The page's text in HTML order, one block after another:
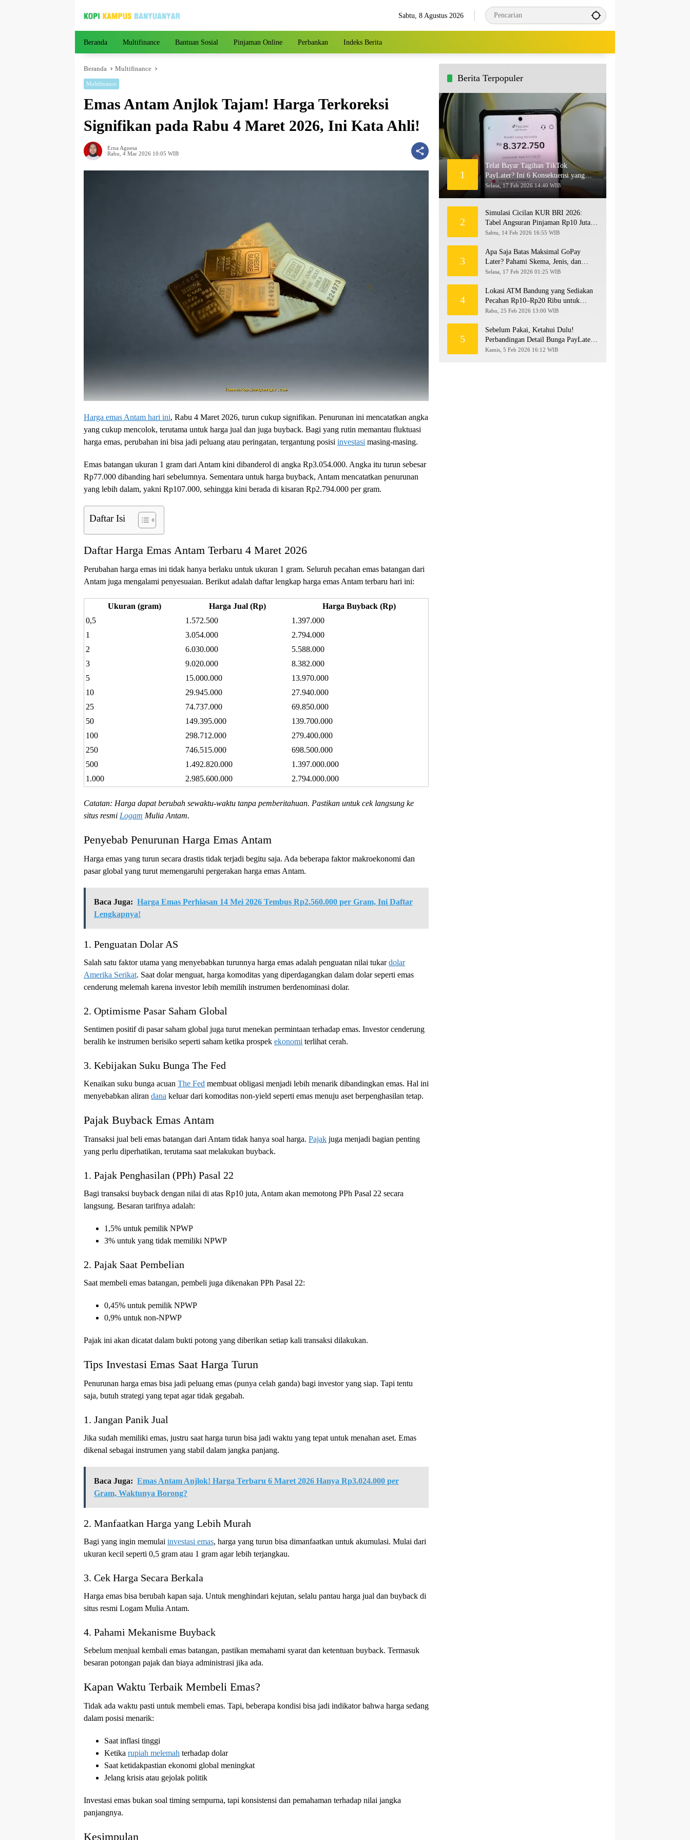
Sabtu, 8 Agustus 2026
Beranda Multifinance Bantuan Sosial Pinjaman Online Perbankan Indeks Berita
Beranda Multifinance
Multifinance
Emas Antam Anjlok Tajam! Harga Terkoreksi
Signifikan pada Rabu 4 Maret 2026, Ini Kata Ahli!
Erna Agnesa
Rabu, 4 Mar 2026 10:05 WIB
Harga emas Antam hari ini, Rabu 4 Maret 2026, turun cukup signifikan. Penurunan ini mencatatkan angka
yang cukup mencolok, terutama untuk harga jual dan juga buyback. Bagi yang rutin memantau fluktuasi
harga emas, perubahan ini bisa jadi peluang atau peringatan, tergantung posisi investasi masing-masing.
Emas batangan ukuran 1 gram dari Antam kini dibanderol di angka Rp3.054.000. Angka itu turun sebesar
Rp77.000 dibanding hari sebelumnya. Sementara untuk harga buyback, Antam mencatatkan penurunan
yang lebih dalam, yakni Rp107.000, sehingga kini berada di kisaran Rp2.794.000 per gram.
Daftar Isi
Daftar Harga Emas Antam Terbaru 4 Maret 2026
Perubahan harga emas ini tidak hanya berlaku untuk ukuran 1 gram. Seluruh pecahan emas batangan dari
Antam juga mengalami penyesuaian. Berikut adalah daftar lengkap harga emas Antam terbaru hari ini:
Ukuran (gram) Harga Jual (Rp)
Harga Buyback (Rp)
0,5
1.572.500
1.397.000
1
3.054.000
2.794.000
2
6.030.000
5.588.000
3
9.020.000
8.382.000
5
15.000.000
13.970.000
10
29.945.000
27.940.000
25
74.737.000
69.850.000
50
149.395.000
139.700.000
100
298.712.000
279.400.000
250
746.515.000
698.500.000
500
1.492.820.000
1.397.000.000
1.000
2.985.600.000 2.794.000.000
Catatan: Harga dapat berubah sewaktu-waktu tanpa pemberitahuan. Pastikan untuk cek langsung ke
situs resmi Logam Mulia Antam.
Penyebab Penurunan Harga Emas Antam
Harga emas yang turun secara drastis tidak terjadi begitu saja. Ada beberapa faktor makroekonomi dan
pasar global yang turut memengaruhi pergerakan harga emas Antam.
Baca Juga: Harga Emas Perhiasan 14 Mei 2026 Tembus Rp2.560.000 per Gram, Ini Daftar
Lengkapnya!
1. Penguatan Dolar AS
Salah satu faktor utama yang menyebabkan turunnya harga emas adalah penguatan nilai tukardolar
Amerika Serikat. Saat dolar menguat, harga komoditas yang diperdagangkan dalam dolar seperti emas
cenderung melemah karena investor lebih memilih instrumen berdenominasi dolar.
2. Optimisme Pasar Saham Global
Sentimen positif di pasar saham global juga turut menekan permintaan terhadap emas. Investor cenderung
beralih ke instrumen berisiko seperti saham ketika prospek ekonomi terlihat cerah.
3. Kebijakan Suku Bunga The Fed
Kenaikan suku bunga acuan The Fed membuat obligasi menjadi lebih menarik dibandingkan emas. Hal ini
menyebabkan aliran dana keluar dari komoditas non-yield seperti emas menuju aset berpenghasilan tetap.
Pajak Buyback Emas Antam
Transaksi jual beli emas batangan dari Antam tidak hanya soal harga. Pajak juga menjadi bagian penting
yang perlu diperhatikan, terutama saat melakukan buyback.
1. Pajak Penghasilan (PPh) Pasal 22
Bagi transaksi buyback dengan nilai di atas Rp10 juta, Antam akan memotong PPh Pasal 22 secara
langsung. Besaran tarifnya adalah:
1,5% untuk pemilik NPWP
3% untuk yang tidak memiliki NPWP
2. Pajak Saat Pembelian
Saat membeli emas batangan, pembeli juga dikenakan PPh Pasal 22:
0,45% untuk pemilik NPWP
0,9% untuk non-NPWP
Pajak ini akan dicatat dalam bukti potong yang diberikan setiap kali transaksi dilakukan.
Tips Investasi Emas Saat Harga Turun
Penurunan harga emas bisa jadi peluang emas (punya celah ganda) bagi investor yang siap. Tapi tentu
saja, butuh strategi yang tepat agar tidak gegabah.
1. Jangan Panik Jual
Jika sudah memiliki emas, justru saat harga turun bisa jadi waktu yang tepat untuk menahan aset. Emas
dikenal sebagai instrumen yang stabil dalam jangka panjang.
Baca Juga: Emas Antam Anjlok! Harga Terbaru 6 Maret 2026 Hanya Rp3.024.000 per
Gram, Waktunya Borong?
2. Manfaatkan Harga yang Lebih Murah
Bagi yang ingin memulai investasi emas, harga yang turun bisa dimanfaatkan untuk akumulasi. Mulai dari
ukuran kecil seperti 0,5 gram atau 1 gram agar lebih terjangkau.
3. Cek Harga Secara Berkala
Harga emas bisa berubah kapan saja. Untuk menghindari kejutan, selalu pantau harga jual dan buyback di
situs resmi Logam Mulia Antam.
4. Pahami Mekanisme Buyback
Sebelum menjual kembali emas batangan, pastikan memahami syarat dan ketentuan buyback. Termasuk
besaran potongan pajak dan biaya administrasi jika ada.
Kapan Waktu Terbaik Membeli Emas?
Tidak ada waktu pasti untuk membeli emas. Tapi, beberapa kondisi bisa jadi indikator bahwa harga sedang
dalam posisi menarik:
Saat inflasi tinggi
Ketika rupiah melemah terhadap dolar
Saat ketidakpastian ekonomi global meningkat
Jelang krisis atau gejolak politik
Investasi emas bukan soal timing sempurna, tapi konsistensi dan pemahaman terhadap nilai jangka
panjangnya.
Kesimpulan
Berita Terpopuler
1
Telat Bayar Tagihan TikTok
PayLater? Ini 6 Konsekuensi yang
Akan Terjadi
Selasa, 17 Feb 2026 14:40 WIB
2
Simulasi Cicilan KUR BRI 2026:
Tabel Angsuran Pinjaman Rp10 Juta
hingga Rp500 Juta
Sabtu, 14 Feb 2026 16:55 WIB
3
Apa Saja Batas Maksimal GoPay
Later? Pahami Skema, Jenis, dan
Langkah Upgrade Limit
Selasa, 17 Feb 2026 01:25 WIB
4
Lokasi ATM Bandung yang Sediakan
Pecahan Rp10–Rp20 Ribu untuk
Persiapan THR 2026!
Rabu, 25 Feb 2026 13:00 WIB
5
Sebelum Pakai, Ketahui Dulu!
Perbandingan Detail Bunga PayLater
Kredivo, SPayLater, dan SPinjam
Kamis, 5 Feb 2026 16:12 WIB